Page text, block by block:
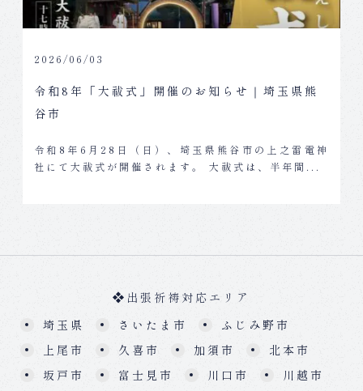
2026/06/03
令和8年「大祓式」開催のお知らせ｜埼玉県熊
谷市
令和8年6月28日（日）、埼玉県熊谷市の上之雷電神
社にて大祓式が開催されます。 大祓式は、半年間...
出張祈祷対応エリア
埼玉県
さいたま市
ふじみ野市
上尾市
久喜市 加須市
北本市
坂戸市
富士見市 川口市
川越市